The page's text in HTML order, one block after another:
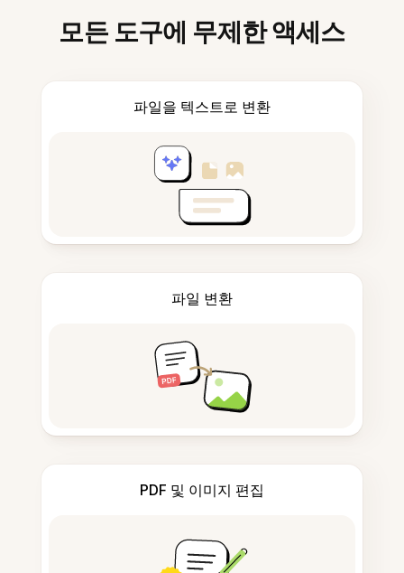
모든 도구에 무제한 액세스
파일을 텍스트로 변환
파일 변환
PDF 및 이미지 편집